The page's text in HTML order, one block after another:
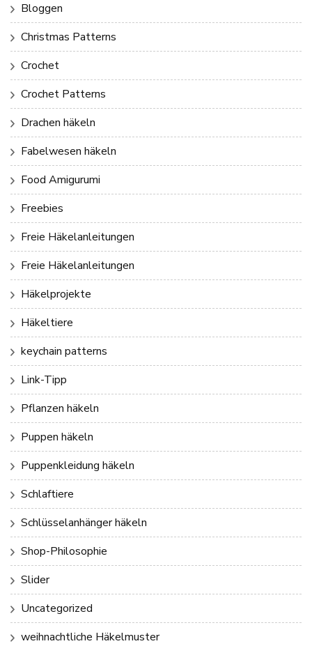
Bloggen
Christmas Patterns
Crochet
Crochet Patterns
Drachen häkeln
Fabelwesen häkeln
Food Amigurumi
Freebies
Freie Häkelanleitungen
Freie Häkelanleitungen
Häkelprojekte
Häkeltiere
keychain patterns
Link-Tipp
Pflanzen häkeln
Puppen häkeln
Puppenkleidung häkeln
Schlaftiere
Schlüsselanhänger häkeln
Shop-Philosophie
Slider
Uncategorized
weihnachtliche Häkelmuster